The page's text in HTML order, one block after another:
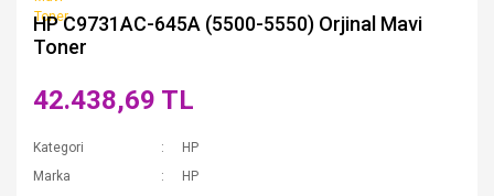
HP C9731AC-645A (5500-5550) Orjinal Mavi
Toner
42.438,69 TL
Kategori
HP
Marka
HP